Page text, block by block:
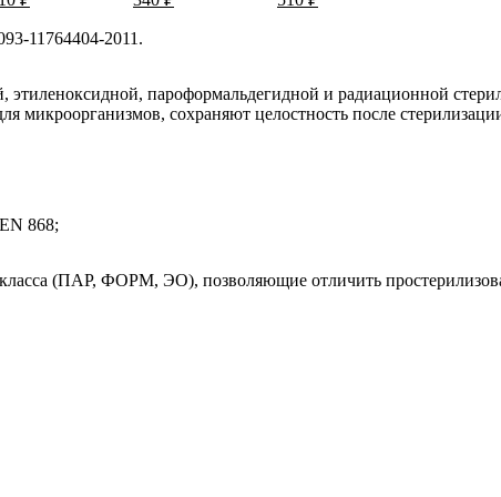
11764404-2011.
пароформальдегидной и радиационной
микроорганизмов, сохраняют целостность после
868;
(ПАР, ФОРМ, ЭО), позволяющие отличить